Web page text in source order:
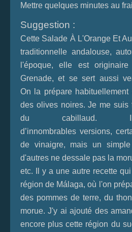
Mettre quelques minutes au
Suggestion :
Cette Salade À L'Orange Et
traditionnelle andalouse,
l'époque, elle est
Grenade, et se sert aussi
On la prépare
des olives noires. Je me suis
du
d’innombrables versions,
de vinaigre, mais un
d'autres ne dessale pas la
etc. Il y a une autre recette
région de Málaga, où l'on
des pommes de terre, du
morue. J'y ai ajouté des
encore plus cette région du